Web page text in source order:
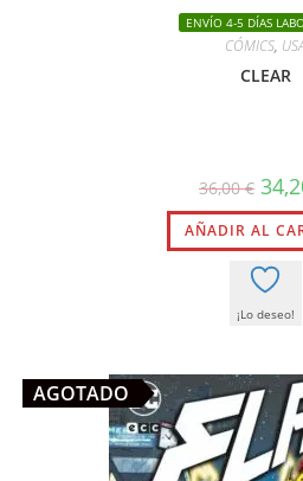
ENVÍO 4-5 DÍAS
CÓMICS,
CLEAR
36,00€ El
era:
AÑADIR AL
¡Lo deseo!
AGOTADO